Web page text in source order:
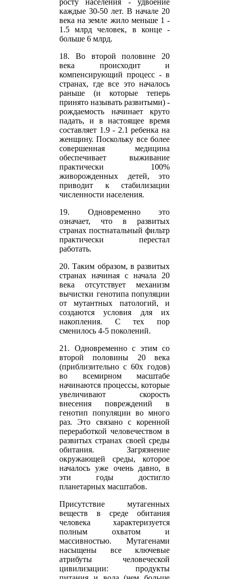
росту населения - удвоение
каждые 30-50 лет. В начале 20
века на земле жило меньше 1 -
1.5 млрд человек, в конце -
больше 6 млрд.
18. Во второй половине 20
века происходит и
компенсирующий процесс - в
странах, где все это началось
раньше (и которые теперь
принято называть развитыми) -
рождаемость начинает круто
падать, и в настоящее время
составляет 1.9 - 2.1 ребенка на
женщину. Поскольку все более
совершенная медицина
обеспечивает выживание
практически 100%
живорожденных детей, это
приводит к стабилизации
численности населения.
19. Одновременно это
означает, что в развитых
странах постнатальный фильтр
практически перестал
работать.
20. Таким образом, в развитых
странах начиная с начала 20
века отсутствует механизм
вычистки генотипа популяции
от мутантных патологий, и
создаются условия для их
накопления. С тех пор
сменилось 4-5 поколений.
21. Одновременно с этим со
второй половины 20 века
(приблизительно с 60х годов)
во всемирном масштабе
начинаются процессы, которые
увеличивают скорость
внесения повреждений в
генотип популяции во много
раз. Это связано с коренной
переработкой человечеством в
развитых странах своей среды
обитания. Загрязнение
окружающей среды, которое
началось уже очень давно, в
эти годы достигло
планетарных масштабов.
Присутствие мутагенных
веществ в среде обитания
человека характеризуется
полным охватом и
массивностью. Мутагенами
насыщены все ключевые
атрибуты человеческой
цивилизации: продукты